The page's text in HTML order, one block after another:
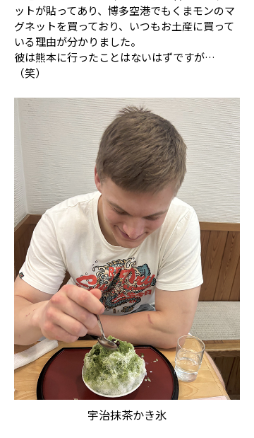
ットが貼ってあり、博多空港でもくまモンのマ
グネットを買っており、いつもお土産に買って
いる理由が分かりました。
彼は熊本に行ったことはないはずですが…
（笑）
宇治抹茶かき氷